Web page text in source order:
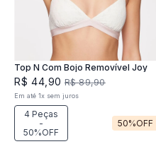
Top N Com Bojo Removível Joy
R$ 44,90 R$ 89,90
Em até1x sem juros
4 Peças
-
50%OFF
50%OFF